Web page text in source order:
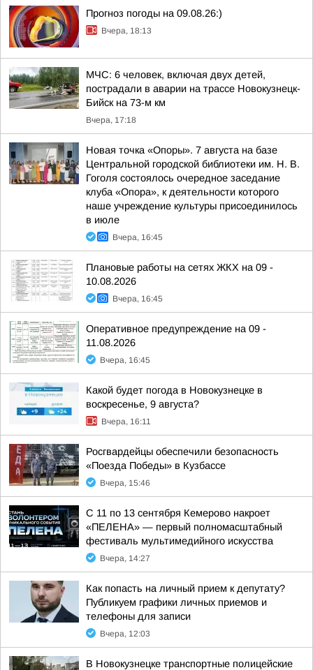
Прогноз погоды на 09.08.26:)
Вчера, 18:13
МЧС: 6 человек, включая двух детей,
пострадали в аварии на трассе Новокузнецк-
Бийск на 73-м км
Вчера, 17:18
Новая точка «Опоры». 7 августа на базе
Центральной городской библиотеки им. Н. В.
Гоголя состоялось очередное заседание
клуба «Опора», к деятельности которого
наше учреждение культуры присоединилось
в июле
Вчера, 16:45
Плановые работы на сетях ЖКХ на 09 -
10.08.2026
Вчера, 16:45
Оперативное предупреждение на 09 -
11.08.2026
Вчера, 16:45
Какой будет погода в Новокузнецке в
воскресенье, 9 августа?
Вчера, 16:11
Росгвардейцы обеспечили безопасность
«Поезда Победы» в Кузбассе
Вчера, 15:46
С 11 по 13 сентября Кемерово накроет
«ПЕЛЕНА» — первый полномасштабный
фестиваль мультимедийного искусства
Вчера, 14:27
Как попасть на личный прием к депутату?
Публикуем графики личных приемов и
телефоны для записи
Вчера, 12:03
В Новокузнецке транспортные полицейские